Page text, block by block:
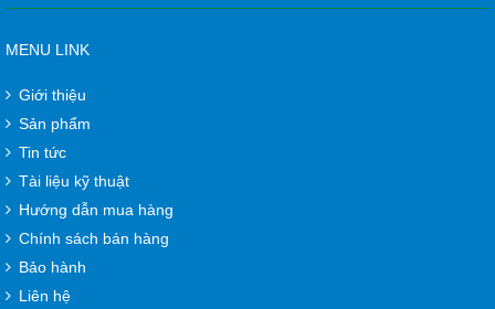
MENU LINK
Giới thiệu
Sản phẩm
Tin tức
Tài liệu kỹ thuật
Hướng dẫn mua hàng
Chính sách bán hàng
Bảo hành
Liên hệ